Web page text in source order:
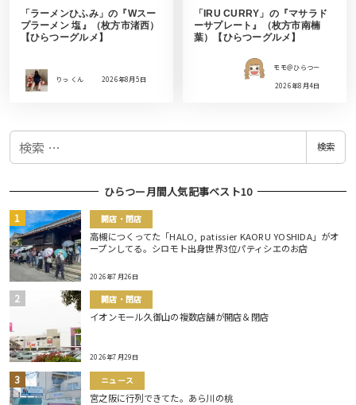
「ラーメンひふみ」の『Wスー
プラーメン 塩』（枚方市渚西）
【ひらつーグルメ】
りっ くん 2026年8月5日
「IRU CURRY」の『マサラド
ーサプレート』（枚方市南楠
葉）【ひらつーグルメ】
モモ＠ひらつー
2026年8月4日
検
検索
ひらつー月間人気記事ベスト10
開店・閉店
高槻につくってた「HALO, patissier KAORU YOSHIDA」がオ
ープンしてる。シロモト出身世界3位パティシエのお店
2026年7月26日
開店・閉店
イオンモール久御山の複数店舗が開店＆閉店
2026年7月29日
ニュース
宮之阪に行列できてた。あら川の桃